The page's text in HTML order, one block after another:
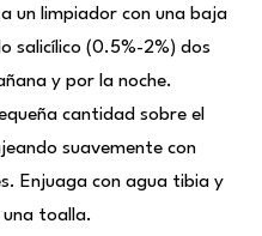
un limpiador con una baja
salicílico (0.5%-2%) dos
y por la noche.
cantidad sobre el
suavemente con
Enjuaga con agua tibia y
una toalla.